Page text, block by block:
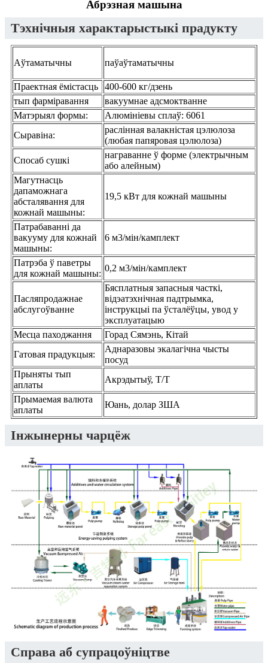
Абрэзная машына
Тэхнічныя характарыстыкі прадукту
Аўтаматычны паўаўтаматычны
Праектная ёмістасць
400-600 кг/дзень
тып фарміравання
вакуумнае адсмоктванне
Матэрыял формы:
Алюмініевы сплаў: 6061
Сыравіна:
раслінная валакністая цэлюлоза
(любая папяровая цэлюлоза)
Спосаб сушкі
награванне ў форме (электрычным
або алейным)
Магутнасць
дапаможнага
абсталявання для
кожнай машыны:
19,5 кВт для кожнай машыны
Патрабаванні да
вакууму для кожнай
машыны:
6 м3/мін/камплект
Патрэба ў паветры
для кожнай машыны:
0,2 м3/мін/камплект
Пасляпродажнае
абслугоўванне
Бясплатныя запасныя часткі,
відэатэхнічная падтрымка,
інструкцыі па ўсталёўцы, увод у
эксплуатацыю
Месца паходжання
Горад Сямэнь, Кітай
Гатовая прадукцыя:
Аднаразовы экалагічна чысты
посуд
Прыняты тып
аплаты
Акрэдытыў, Т/Т
Прымаемая валюта
аплаты
Юань, долар ЗША
Інжынерны чарцёж
Справа аб супрацоўніцтве